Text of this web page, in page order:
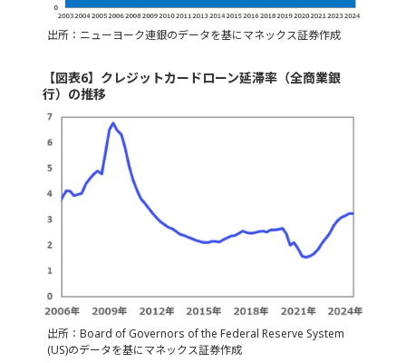
出所：ニューヨーク連銀のデータを基にマネックス証券作成
【図表6】クレジットカードローン延滞率（全商業銀
行）の推移
出所：Board of Governors of the Federal Reserve System
(US)のデータを基にマネックス証券作成